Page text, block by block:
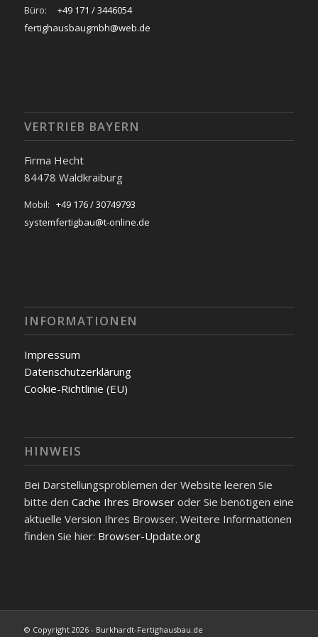
Büro: +49 171 / 3446054
fertighausbaugmbh@web.de
VERTRIEB BAYERN
Firma Hecht
84478 Waldkraiburg
Mobil: +49 176 / 30749793
systemfertigbau@t-online.de
INFORMATIONEN
Impressum
Datenschutzerklärung
Cookie-Richtlinie (EU)
HINWEIS
Bei Darstellungsproblemen der Website leeren Sie
bitte den Cache Ihres Browseroder Sie benötigen eine
aktuelle Version Ihres Browser. Weitere Informationen
finden Sie hier: Browser-Update.org
© Copyright 2026 - Burkhardt-Fertighausbau.de